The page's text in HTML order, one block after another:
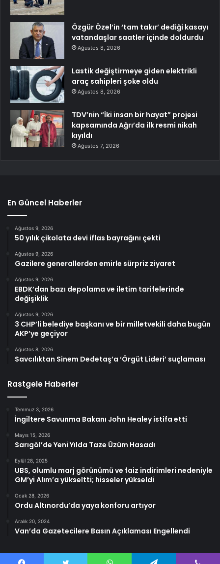
Özgür Özel’in ‘tam takır’ dediği kasayı
vatandaşlar saatler içinde doldurdu
Ağustos 8, 2026
Lastik değiştirmeye giden elektrikli
araç sahipleri şoke oldu
Ağustos 8, 2026
TDV’nin “İki insan bir hayat” projesi
kapsamında Ağrı’da ilk resmi nikah
kıyıldı
Ağustos 7, 2026
En Güncel Haberler
Ağustos 9, 2026
50 yılık çikolata devi iflas bayrağını çekti
Ağustos 9, 2026
Gazilere generallerden emirle sürpriz ziyaret
Ağustos 9, 2026
EBDK’dan bazı depolama ve iletim tarifelerinde
değişiklik
Ağustos 9, 2026
3 CHP’li belediye başkanı ve bir milletvekili daha bugün
AKP’ye geçiyor
Ağustos 8, 2026
Savcılıktan Sinem Dedetaş’a ‘Örgüt Lideri’ suçlaması
Rastgele Haberler
Temmuz 3, 2026
İngiltere Savunma Bakanı John Healey istifa etti
Mayıs 15, 2026
Sarıgöl’de Yeni Yılda Taze Üzüm Hasadı
Eylül 28, 2025
UBS, olumlu marj görünümü ve faiz indirimleri nedeniyle
GM’yi Alım’a yükseltti; hisseler yükseldi
Ocak 28, 2026
Ordu Altınordu’da yaya konforu artıyor
Aralık 20, 2024
Van’da Gazetecilere Basın Açıklaması Engellendi